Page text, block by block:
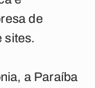
de
sites.
a Paraíba